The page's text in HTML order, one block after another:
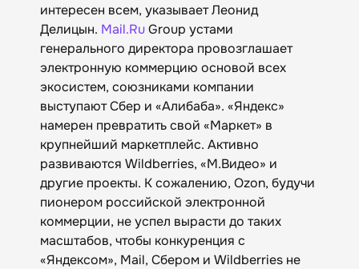
интересен всем, указывает Леонид
Делицын. Mail.RuGroup устами
генерального директора провозглашает
электронную коммерцию основой всех
экосистем, союзниками компании
выступают Сбер и «Алибаба». «Яндекс»
намерен превратить свой «Маркет» в
крупнейший маркетплейс. Активно
развиваются Wildberries, «М.Видео» и
другие проекты. К сожалению, Ozon, будучи
пионером российской электронной
коммерции, не успел вырасти до таких
масштабов, чтобы конкуренция с
«Яндексом», Mail, Сбером и Wildberries не